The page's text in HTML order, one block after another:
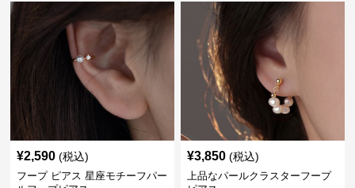
¥2,590 (税込)
フープ ピアス 星座モチーフパー
¥3,850 (税込)
上品なパールクラスターフープ